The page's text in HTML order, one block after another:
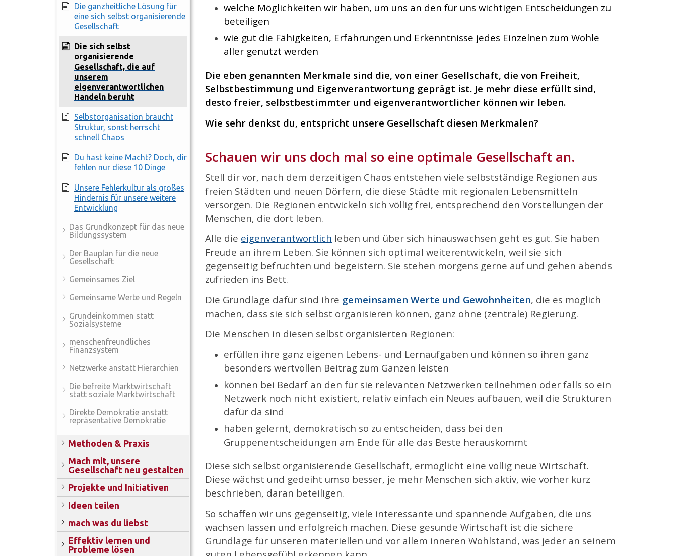
Die ganzheitliche Lösung für
eine sich selbst organisierende
Gesellschaft
Die sich selbst
organisierende
Gesellschaft, die auf
unserem
eigenverantwortlichen
Handeln beruht
Selbstorganisation braucht
Struktur, sonst herrscht
schnell Chaos
Du hast keine Macht? Doch, dir
fehlen nur diese 10 Dinge
Unsere Fehlerkultur als großes
Hindernis für unsere weitere
Entwicklung
Das Grundkonzept für das neue
Bildungssystem
Der Bauplan für die neue
Gesellschaft
Gemeinsames Ziel
Gemeinsame Werte und Regeln
Grundeinkommen statt
Sozialsysteme
menschenfreundliches
Finanzsystem
Netzwerke anstatt Hierarchien
Die befreite Marktwirtschaft
statt soziale Marktwirtschaft
Direkte Demokratie anstatt
repräsentative Demokratie
Methoden & Praxis
Mach mit, unsere
Gesellschaft neu gestalten
Projekte und Initiativen
Ideen teilen
mach was du liebst
Effektiv lernen und
Probleme lösen
welche Möglichkeiten wir haben, um uns an den für uns wichtigen Entscheidungen zu
beteiligen
wie gut die Fähigkeiten, Erfahrungen und Erkenntnisse jedes Einzelnen zum Wohle
aller genutzt werden
Die eben genannten Merkmale sind die, von einer Gesellschaft, die von Freiheit,
Selbstbestimmung und Eigenverantwortung geprägt ist. Je mehr diese erfüllt sind,
desto freier, selbstbestimmter und eigenverantwortlicher können wir leben.
Wie sehr denkst du, entspricht unsere Gesellschaft diesen Merkmalen?
Schauen wir uns doch mal so eine optimale Gesellschaft an.
Stell dir vor, nach dem derzeitigen Chaos entstehen viele selbstständige Regionen aus
freien Städten und neuen Dörfern, die diese Städte mit regionalen Lebensmitteln
versorgen. Die Regionen entwickeln sich völlig frei, entsprechend den Vorstellungen der
Menschen, die dort leben.
Alle die eigenverantwortlich leben und über sich hinauswachsen geht es gut. Sie haben
Freude an ihrem Leben. Sie können sich optimal weiterentwickeln, weil sie sich
gegenseitig befruchten und begeistern. Sie stehen morgens gerne auf und gehen abends
zufrieden ins Bett.
Die Grundlage dafür sind ihre gemeinsamen Werte und Gewohnheiten, die es möglich
machen, dass sie sich selbst organisieren können, ganz ohne (zentrale) Regierung.
Die Menschen in diesen selbst organisierten Regionen:
erfüllen ihre ganz eigenen Lebens- und Lernaufgaben und können so ihren ganz
besonders wertvollen Beitrag zum Ganzen leisten
können bei Bedarf an den für sie relevanten Netzwerken teilnehmen oder falls so ein
Netzwerk noch nicht existiert, relativ einfach ein Neues aufbauen, weil die Strukturen
dafür da sind
haben gelernt, demokratisch so zu entscheiden, dass bei den
Gruppenentscheidungen am Ende für alle das Beste herauskommt
Diese sich selbst organisierende Gesellschaft, ermöglicht eine völlig neue Wirtschaft.
Diese wächst und gedeiht umso besser, je mehr Menschen sich aktiv, wie vorher kurz
beschrieben, daran beteiligen.
So schaffen wir uns gegenseitig, viele interessante und spannende Aufgaben, die uns
wachsen lassen und erfolgreich machen. Diese gesunde Wirtschaft ist die sichere
Grundlage für unseren materiellen und vor allem inneren Wohlstand, was jeder an seinem